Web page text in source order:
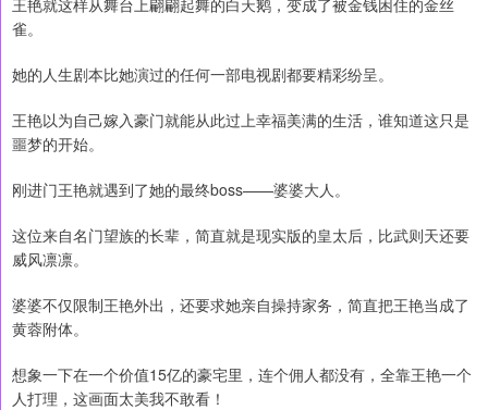
王艳就这样从舞台上翩翩起舞的白天鹅，变成了被金钱困住的金丝
雀。
她的人生剧本比她演过的任何一部电视剧都要精彩纷呈。
王艳以为自己嫁入豪门就能从此过上幸福美满的生活，谁知道这只是
噩梦的开始。
刚进门王艳就遇到了她的最终boss——婆婆大人。
这位来自名门望族的长辈，简直就是现实版的皇太后，比武则天还要
威风凛凛。
婆婆不仅限制王艳外出，还要求她亲自操持家务，简直把王艳当成了
黄蓉附体。
想象一下在一个价值15亿的豪宅里，连个佣人都没有，全靠王艳一个
人打理，这画面太美我不敢看！